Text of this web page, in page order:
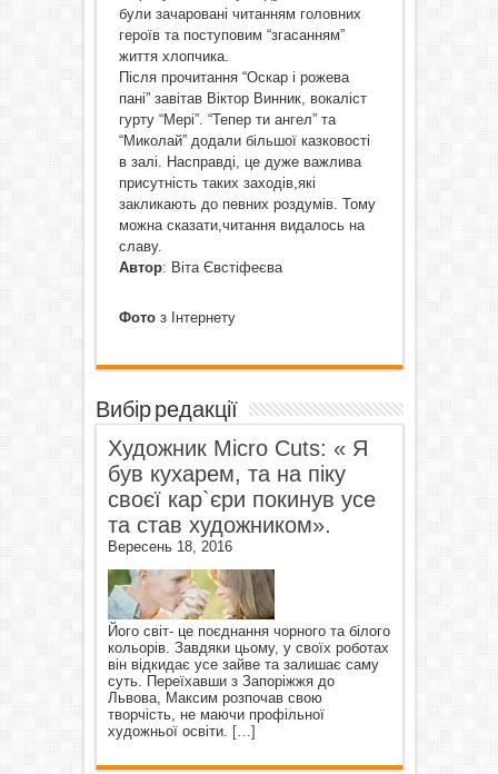
були зачаровані читанням головних
героїв та поступовим “згасанням”
життя хлопчика.
Після прочитання “Оскар і рожева
пані” завітав Віктор Винник, вокаліст
гурту “Мері”. “Тепер ти ангел” та
“Миколай” додали більшої казковості
в залі. Насправді, це дуже важлива
присутність таких заходів,які
закликають до певних роздумів. Тому
можна сказати,читання видалось на
славу.
Автор: Віта Євстіфеєва
Фотоз Інтернету
Вибір редакції
Художник Micro Cuts: « Я
був кухарем, та на піку
своєї кар`єри покинув усе
та став художником».
Вересень 18, 2016
Його світ- це поєднання чорного та білого
кольорів. Завдяки цьому, у своїх роботах
він відкидає усе зайве та залишає саму
суть. Переїхавши з Запоріжжя до
Львова, Максим розпочав свою
творчість, не маючи профільної
художньої освіти. […]